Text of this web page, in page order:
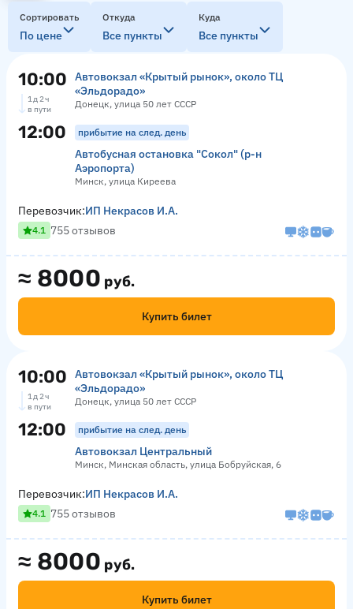
Сортировать
По цене
Откуда
Все пункты
Куда
Все пункты
10:00
Автовокзал «Крытый рынок», около ТЦ
«Эльдорадо»
Донецк, улица 50 лет СССР
1 д 2 ч
в пути
12:00 прибытие на след. день
Автобусная остановка "Сокол" (р-н
Аэропорта)
Минск, улица Киреева
≈ 8000 руб.
Купить билет
Перевозчик:ИП Некрасов И.А.
4.1 755 отзывов
10:00
Автовокзал «Крытый рынок», около ТЦ
«Эльдорадо»
Донецк, улица 50 лет СССР
1 д 2 ч
в пути
12:00 прибытие на след. день
Автовокзал Центральный
Минск, Минская область, улица Бобруйская, 6
≈ 8000 руб.
Купить билет
Перевозчик:ИП Некрасов И.А.
4.1 755 отзывов